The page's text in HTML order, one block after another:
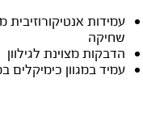
עמידות אנטיקורוזיבית
שחיקה
הדבקות מצוינת לגילוון
עמיד במגוון כימיקלים